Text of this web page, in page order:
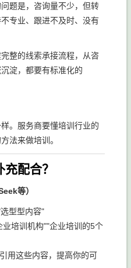
题是，咨询量不少，但转
专业、跟进不及时、没有
整的线索承接流程，从咨
淀，都要有标准化的
。服务商要懂培训行业的
法来做培训。
配合？
等）
型型内容"
业培训机构""企业培训的5个
用这些内容，提高你的可